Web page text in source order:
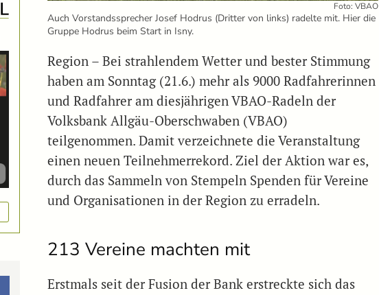
Foto: VBAO
Auch Vorstandssprecher Josef Hodrus (Dritter von links) radelte mit. Hier die
Gruppe Hodrus beim Start in Isny.
Region – Bei strahlendem Wetter und bester Stimmung
haben am Sonntag (21.6.) mehr als 9000 Radfahrerinnen
und Radfahrer am diesjährigen VBAO-Radeln der
Volksbank Allgäu-Oberschwaben (VBAO)
teilgenommen. Damit verzeichnete die Veranstaltung
einen neuen Teilnehmerrekord. Ziel der Aktion war es,
durch das Sammeln von Stempeln Spenden für Vereine
und Organisationen in der Region zu erradeln.
213 Vereine machten mit
Erstmals seit der Fusion der Bank erstreckte sich das